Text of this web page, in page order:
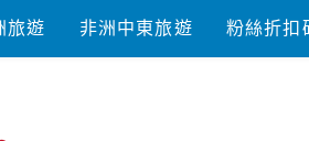
旅遊 非洲中東旅遊 粉絲折扣